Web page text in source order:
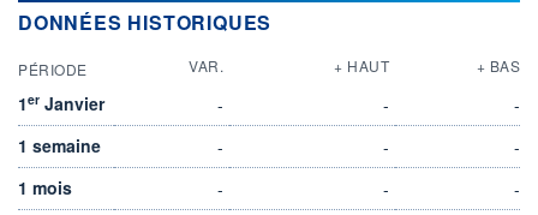
DONNÉES HISTORIQUES
PÉRIODE VAR. + HAUT + BAS
1er Janvier - -
-
1 semaine
- -
-
1 mois
- -
-